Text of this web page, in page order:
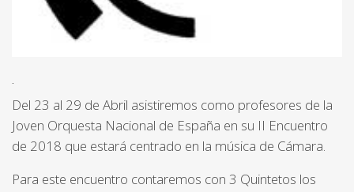
.
Del 23 al 29 de Abril asistiremos como profesores de la
Joven Orquesta Nacional de España en su II Encuentro
de 2018 que estará centrado en la música de Cámara.
Para este encuentro contaremos con 3 Quintetos los